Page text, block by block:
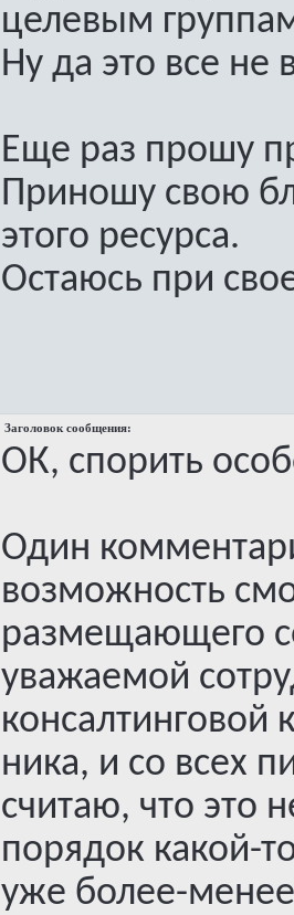
целевым
Ну да это все не
Еще раз прошу
Приношу свою
этого ресурса.
Остаюсь при
Заголовок сообщения:
ОК, спорить
Один
возможность
размещающего
уважаемой
ника, и со всех
считаю, что это
порядок какой-
уже более-